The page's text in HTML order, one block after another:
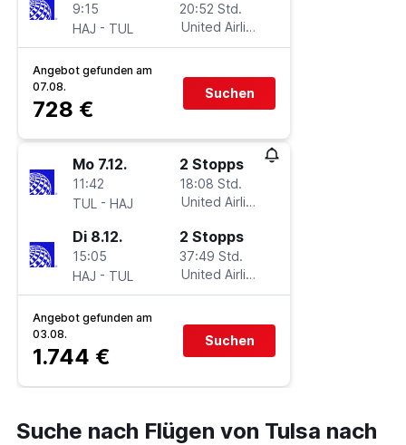
9:15
HAJ - TUL
20:52 Std.
United Airlines
Angebot gefunden am
07.08.
728 €
Suchen
Mo 7.12.
11:42
TUL - HAJ
2 Stopps
18:08 Std.
United Airlines
Di 8.12.
15:05
HAJ - TUL
2 Stopps
37:49 Std.
United Airlines
Angebot gefunden am
03.08.
1.744 €
Suchen
Suche nach Flügen von Tulsa nach